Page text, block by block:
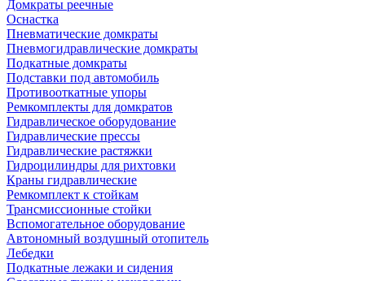
Домкраты реечные
Оснастка
Пневматические домкраты
Пневмогидравлические домкраты
Подкатные домкраты
Подставки под автомобиль
Противооткатные упоры
Ремкомплекты для домкратов
Гидравлическое оборудование
Гидравлические прессы
Гидравлические растяжки
Гидроцилиндры для рихтовки
Краны гидравлические
Ремкомплект к стойкам
Трансмиссионные стойки
Вспомогательное оборудование
Автономный воздушный отопитель
Лебедки
Подкатные лежаки и сидения